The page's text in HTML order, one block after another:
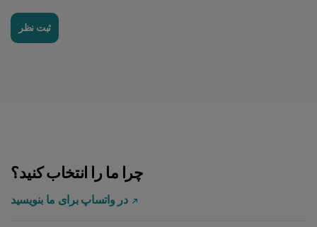
ثبت نظر
چرا ما را انتخاب کنید؟
در واتساپ برای ما بنویسید